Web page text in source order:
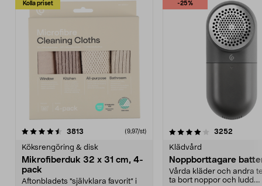
Kolla priset
3813 (9,97/st)
Köksrengöring & disk
Mikrofiberduk 32 x 31 cm, 4-
pack
Aftonbladets "självklara favorit” i
-25%
4.0av 5 stjärnor 3252
Klädvård
Noppborttagare
Vårda kläder och andra
ta bort noppor och ludd.
4.5av 5 stjärnor